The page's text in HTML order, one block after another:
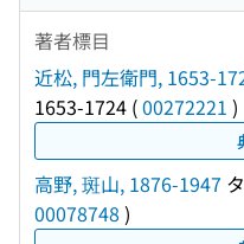
著者標目
近松, 門左衛門, 1653-
1653-1724 (00272221 )
高野, 斑山, 1876-1947
00078748 )